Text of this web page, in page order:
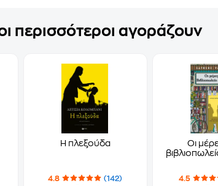
περισσότεροι αγοράζουν
Η πλεξούδα
4.8
(142)
Οι
4.5